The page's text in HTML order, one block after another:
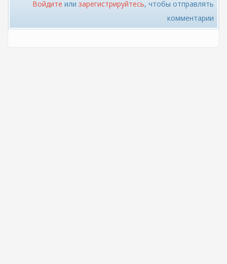
Войдите или зарегистрируйтесь, чтобы отправлять
комментарии